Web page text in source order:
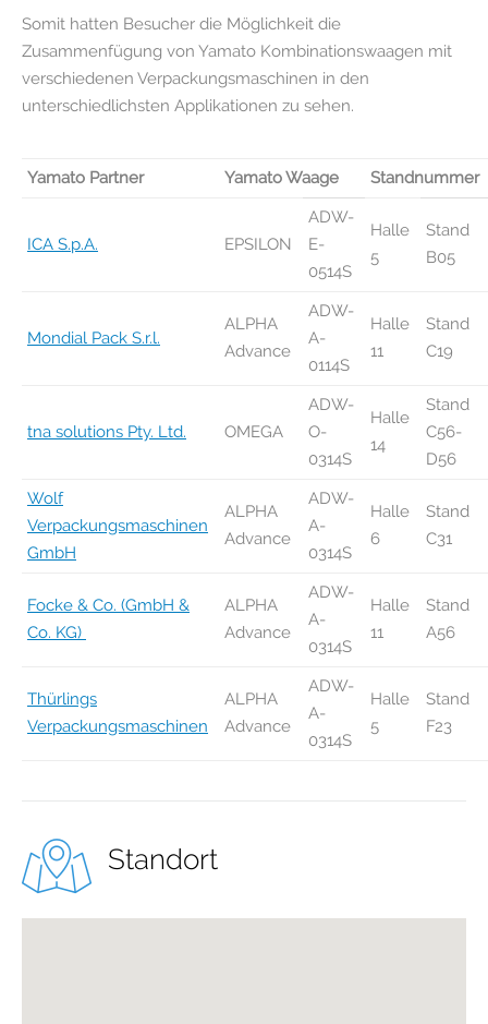
Somit hatten Besucher die Möglichkeit die
Zusammenfügung von Yamato Kombinationswaagen mit
verschiedenen Verpackungsmaschinen in den
unterschiedlichsten Applikationen zu sehen.
Yamato Partner Yamato Waage Standnummer
ICA S.p.A. EPSILON
ADW-
E-
0514S
Halle
5
Stand
B05
Mondial Pack S.r.l.
ALPHA
Advance
ADW-
A-
0114S
Halle
11
Stand
C19
tna solutions Pty. Ltd. OMEGA
ADW-
O-
0314S
Halle
14
Stand
C56-
D56
Wolf
Verpackungsmaschinen
GmbH
ALPHA
Advance
ADW-
A-
0314S
Halle
6
Stand
C31
Focke & Co. (GmbH &
Co. KG)
ALPHA
Advance
ADW-
A-
0314S
Halle
11
Stand
A56
Thürlings
Verpackungsmaschinen
ALPHA
Advance
ADW-
A-
0314S
Halle
5
Stand
F23
Standort